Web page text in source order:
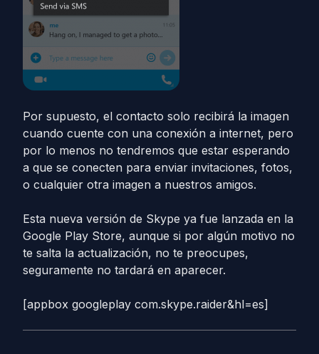
Por supuesto, el contacto solo recibirá la imagen
cuando cuente con una conexión a internet, pero
por lo menos no tendremos que estar esperando
a que se conecten para enviar invitaciones, fotos,
o cualquier otra imagen a nuestros amigos.
Esta nueva versión de Skype ya fue lanzada en la
Google Play Store, aunque si por algún motivo no
te salta la actualización, no te preocupes,
seguramente no tardará en aparecer.
[appbox googleplay com.skype.raider&hl=es]